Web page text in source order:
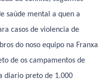
saúde mental a quen a
casos de violencia de
do noso equipo na Franxa
de os campamentos de
diario preto de 1.000